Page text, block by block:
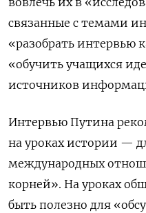
связанные с темами
«разобрать интервью
«обучить учащихся
источников
Интервью Путина
на уроках истории —
международных
корней». На уроках
быть полезно для